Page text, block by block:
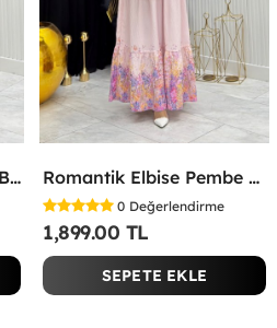
Romantik Elbise Beyaz Beyaz Romantik Elbise Pembe Pembe
0 Değerlendirme
1,899.00 TL
SEPETE EKLE